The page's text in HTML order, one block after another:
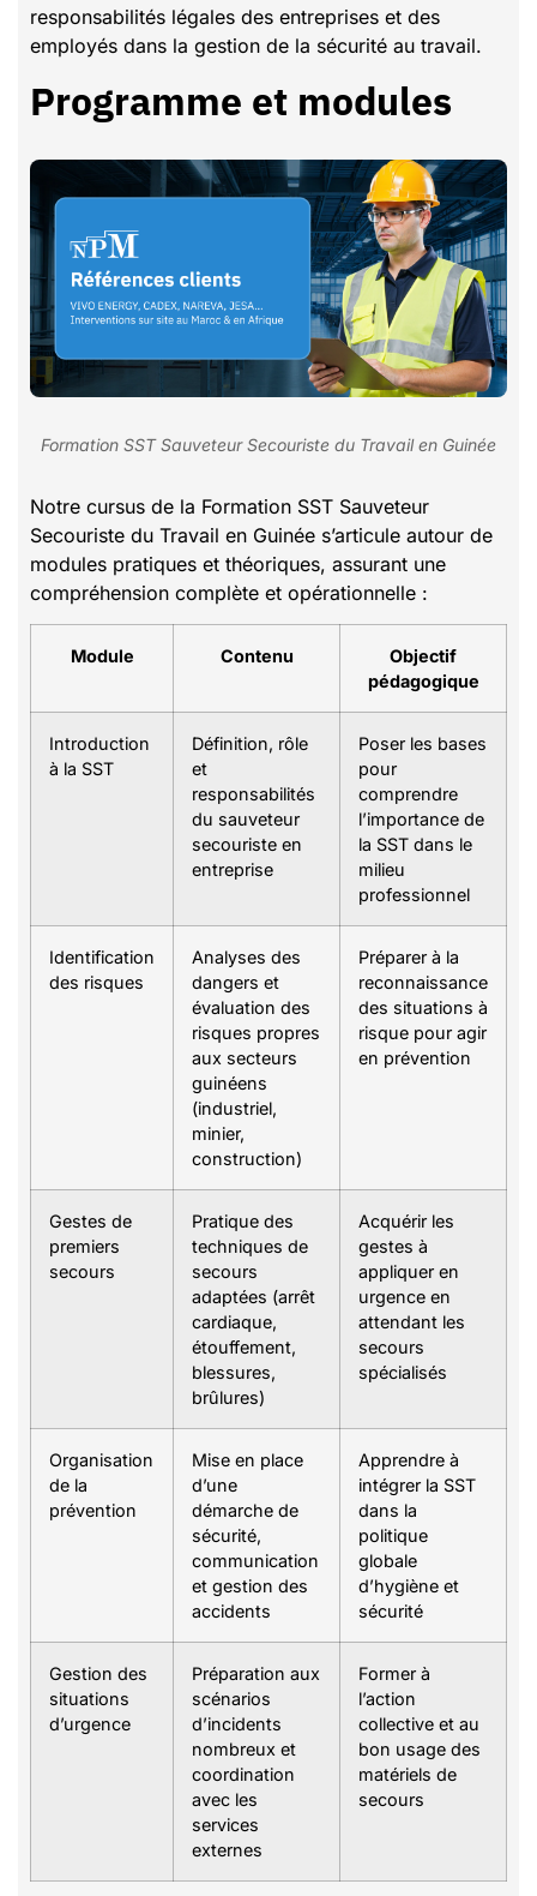
responsabilités légales des entreprises et des
employés dans la gestion de la sécurité au travail.
Programme et modules
Formation SST Sauveteur Secouriste du Travail en Guinée
Notre cursus de la Formation SST Sauveteur
Secouriste du Travail en Guinée s’articule autour de
modules pratiques et théoriques, assurant une
compréhension complète et opérationnelle :
Module Contenu
Objectif
pédagogique
Introduction
à la SST
Définition, rôle
et
responsabilités
du sauveteur
secouriste en
entreprise
Poser les bases
pour
comprendre
l’importance de
la SST dans le
milieu
professionnel
Identification
des risques
Analyses des
dangers et
évaluation des
risques propres
aux secteurs
guinéens
(industriel,
minier,
construction)
Préparer à la
reconnaissance
des situations à
risque pour agir
en prévention
Gestes de
premiers
secours
Pratique des
techniques de
secours
adaptées (arrêt
cardiaque,
étouffement,
blessures,
brûlures)
Acquérir les
gestes à
appliquer en
urgence en
attendant les
secours
spécialisés
Organisation
de la
prévention
Mise en place
d’une
démarche de
sécurité,
communication
et gestion des
accidents
Apprendre à
intégrer la SST
dans la
politique
globale
d’hygiène et
sécurité
Gestion des
situations
d’urgence
Préparation aux
scénarios
d’incidents
nombreux et
coordination
avec les
services
externes
Former à
l’action
collective et au
bon usage des
matériels de
secours